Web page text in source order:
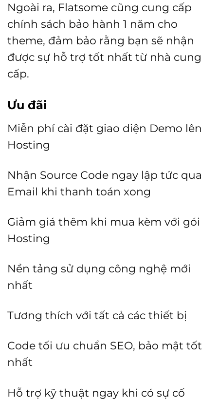
Ngoài ra, Flatsome cũng cung cấp
chính sách bảo hành 1 năm cho
theme, đảm bảo rằng bạn sẽ nhận
được sự hỗ trợ tốt nhất từ nhà cung
cấp.
Ưu đãi
Miễn phí cài đặt giao diện Demo lên
Hosting
Nhận Source Code ngay lập tức qua
Email khi thanh toán xong
Giảm giá thêm khi mua kèm với gói
Hosting
Nền tảng sử dụng công nghệ mới
nhất
Tương thích với tất cả các thiết bị
Code tối ưu chuẩn SEO, bảo mật tốt
nhất
Hỗ trợ kỹ thuật ngay khi có sự cố